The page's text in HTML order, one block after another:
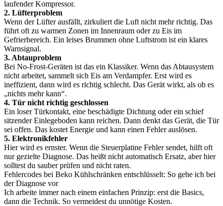
laufender Kompressor.
2. Lüfterproblem
Wenn der Lüfter ausfällt, zirkuliert die Luft nicht mehr richtig. Das
führt oft zu warmen Zonen im Innenraum oder zu Eis im
Gefrierbereich. Ein leises Brummen ohne Luftstrom ist ein klares
Warnsignal.
3. Abtauproblem
Bei No-Frost-Geräten ist das ein Klassiker. Wenn das Abtausystem
nicht arbeitet, sammelt sich Eis am Verdampfer. Erst wird es
ineffizient, dann wird es richtig schlecht. Das Gerät wirkt, als ob es
„nichts mehr kann“.
4. Tür nicht richtig geschlossen
Ein loser Türkontakt, eine beschädigte Dichtung oder ein schief
sitzender Einlegeboden kann reichen. Dann denkt das Gerät, die Tür
sei offen. Das kostet Energie und kann einen Fehler auslösen.
5. Elektronikfehler
Hier wird es ernster. Wenn die Steuerplatine Fehler sendet, hilft oft
nur gezielte Diagnose. Das heißt nicht automatisch Ersatz, aber hier
solltest du sauber prüfen und nicht raten.
Fehlercodes bei Beko Kühlschränken entschlüsselt: So gehe ich bei
der Diagnose vor
Ich arbeite immer nach einem einfachen Prinzip: erst die Basics,
dann die Technik. So vermeidest du unnötige Kosten.